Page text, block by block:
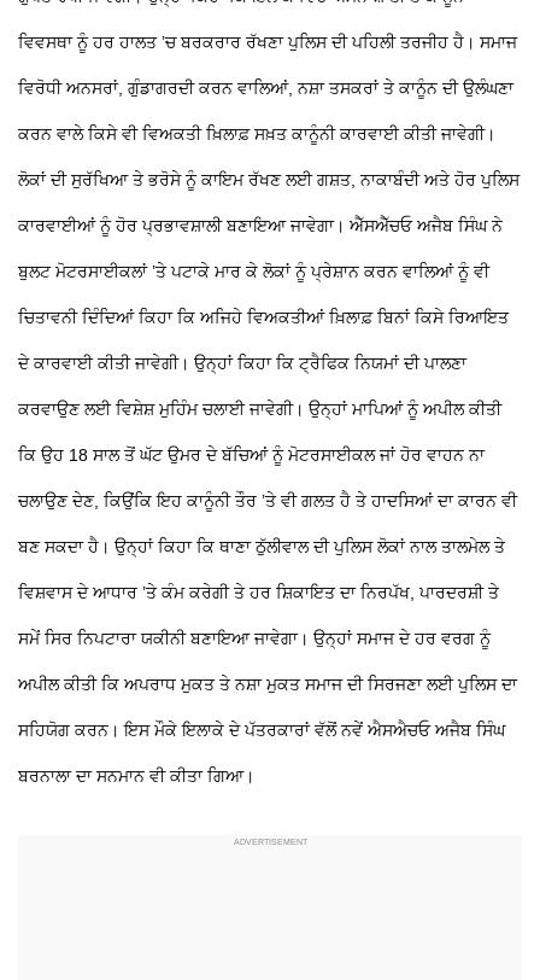
ਵਿਵਸਥਾ ਨੂੰ ਹਰ ਹਾਲਤ ’ਚ ਬਰਕਰਾਰ ਰੱਖਣਾ ਪੁਲਿਸ ਦੀ ਪਹਿਲੀ ਤਰਜੀਹ ਹੈ। ਸਮਾਜ
ਵਿਰੋਧੀ ਅਨਸਰਾਂ, ਗੁੰਡਾਗਰਦੀ ਕਰਨ ਵਾਲਿਆਂ, ਨਸ਼ਾ ਤਸਕਰਾਂ ਤੇ ਕਾਨੂੰਨ ਦੀ ਉਲੰਘਣਾ
ਕਰਨ ਵਾਲੇ ਕਿਸੇ ਵੀ ਵਿਅਕਤੀ ਖ਼ਿਲਾਫ਼ ਸਖ਼ਤ ਕਾਨੂੰਨੀ ਕਾਰਵਾਈ ਕੀਤੀ ਜਾਵੇਗੀ।
ਲੋਕਾਂ ਦੀ ਸੁਰੱਖਿਆ ਤੇ ਭਰੋਸੇ ਨੂੰ ਕਾਇਮ ਰੱਖਣ ਲਈ ਗਸ਼ਤ, ਨਾਕਾਬੰਦੀ ਅਤੇ ਹੋਰ ਪੁਲਿਸ
ਕਾਰਵਾਈਆਂ ਨੂੰ ਹੋਰ ਪ੍ਰਭਾਵਸ਼ਾਲੀ ਬਣਾਇਆ ਜਾਵੇਗਾ। ਐੱਸਐੱਚਓ ਅਜੈਬ ਸਿੰਘ ਨੇ
ਬੁਲਟ ਮੋਟਰਸਾਈਕਲਾਂ ’ਤੇ ਪਟਾਕੇ ਮਾਰ ਕੇ ਲੋਕਾਂ ਨੂੰ ਪ੍ਰੇਸ਼ਾਨ ਕਰਨ ਵਾਲਿਆਂ ਨੂੰ ਵੀ
ਚਿਤਾਵਨੀ ਦਿੰਦਿਆਂ ਕਿਹਾ ਕਿ ਅਜਿਹੇ ਵਿਅਕਤੀਆਂ ਖ਼ਿਲਾਫ਼ ਬਿਨਾਂ ਕਿਸੇ ਰਿਆਇਤ
ਦੇ ਕਾਰਵਾਈ ਕੀਤੀ ਜਾਵੇਗੀ। ਉਨ੍ਹਾਂ ਕਿਹਾ ਕਿ ਟ੍ਰੈਫਿਕ ਨਿਯਮਾਂ ਦੀ ਪਾਲਣਾ
ਕਰਵਾਉਣ ਲਈ ਵਿਸ਼ੇਸ਼ ਮੁਹਿੰਮ ਚਲਾਈ ਜਾਵੇਗੀ। ਉਨ੍ਹਾਂ ਮਾਪਿਆਂ ਨੂੰ ਅਪੀਲ ਕੀਤੀ
ਕਿ ਉਹ 18 ਸਾਲ ਤੋਂ ਘੱਟ ਉਮਰ ਦੇ ਬੱਚਿਆਂ ਨੂੰ ਮੋਟਰਸਾਈਕਲ ਜਾਂ ਹੋਰ ਵਾਹਨ ਨਾ
ਚਲਾਉਣ ਦੇਣ, ਕਿਉਂਕਿ ਇਹ ਕਾਨੂੰਨੀ ਤੌਰ ’ਤੇ ਵੀ ਗਲਤ ਹੈ ਤੇ ਹਾਦਸਿਆਂ ਦਾ ਕਾਰਨ ਵੀ
ਬਣ ਸਕਦਾ ਹੈ। ਉਨ੍ਹਾਂ ਕਿਹਾ ਕਿ ਥਾਣਾ ਠੁੱਲੀਵਾਲ ਦੀ ਪੁਲਿਸ ਲੋਕਾਂ ਨਾਲ ਤਾਲਮੇਲ ਤੇ
ਵਿਸ਼ਵਾਸ ਦੇ ਆਧਾਰ ’ਤੇ ਕੰਮ ਕਰੇਗੀ ਤੇ ਹਰ ਸ਼ਿਕਾਇਤ ਦਾ ਨਿਰਪੱਖ, ਪਾਰਦਰਸ਼ੀ ਤੇ
ਸਮੇਂ ਸਿਰ ਨਿਪਟਾਰਾ ਯਕੀਨੀ ਬਣਾਇਆ ਜਾਵੇਗਾ। ਉਨ੍ਹਾਂ ਸਮਾਜ ਦੇ ਹਰ ਵਰਗ ਨੂੰ
ਅਪੀਲ ਕੀਤੀ ਕਿ ਅਪਰਾਧ ਮੁਕਤ ਤੇ ਨਸ਼ਾ ਮੁਕਤ ਸਮਾਜ ਦੀ ਸਿਰਜਣਾ ਲਈ ਪੁਲਿਸ ਦਾ
ਸਹਿਯੋਗ ਕਰਨ। ਇਸ ਮੌਕੇ ਇਲਾਕੇ ਦੇ ਪੱਤਰਕਾਰਾਂ ਵੱਲੋਂ ਨਵੇਂ ਐਸਐਚਓ ਅਜੈਬ ਸਿੰਘ
ਬਰਨਾਲਾ ਦਾ ਸਨਮਾਨ ਵੀ ਕੀਤਾ ਗਿਆ।